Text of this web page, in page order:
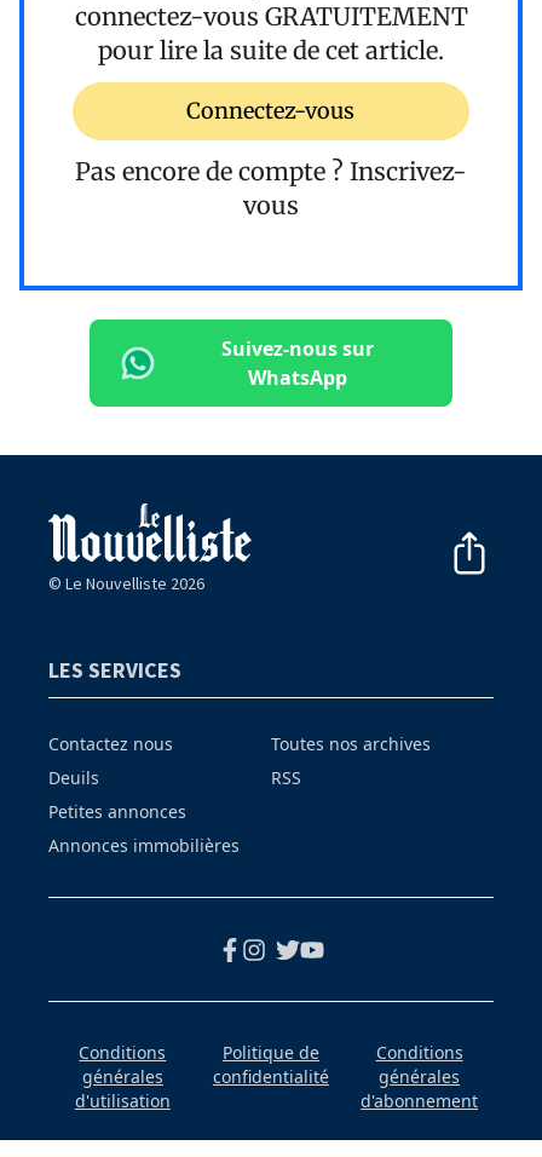
connectez-vous GRATUITEMENT
pour lire la suite de cet article.
Connectez-vous
Pas encore de compte ? Inscrivez-
vous
Suivez-nous sur
WhatsApp
© Le Nouvelliste 2026
LES SERVICES
Contactez nous
Deuils
Petites annonces
Annonces immobilières
Toutes nos archives
RSS
Conditions
générales
d'utilisation
Politique de
confidentialité
Conditions
générales
d'abonnement